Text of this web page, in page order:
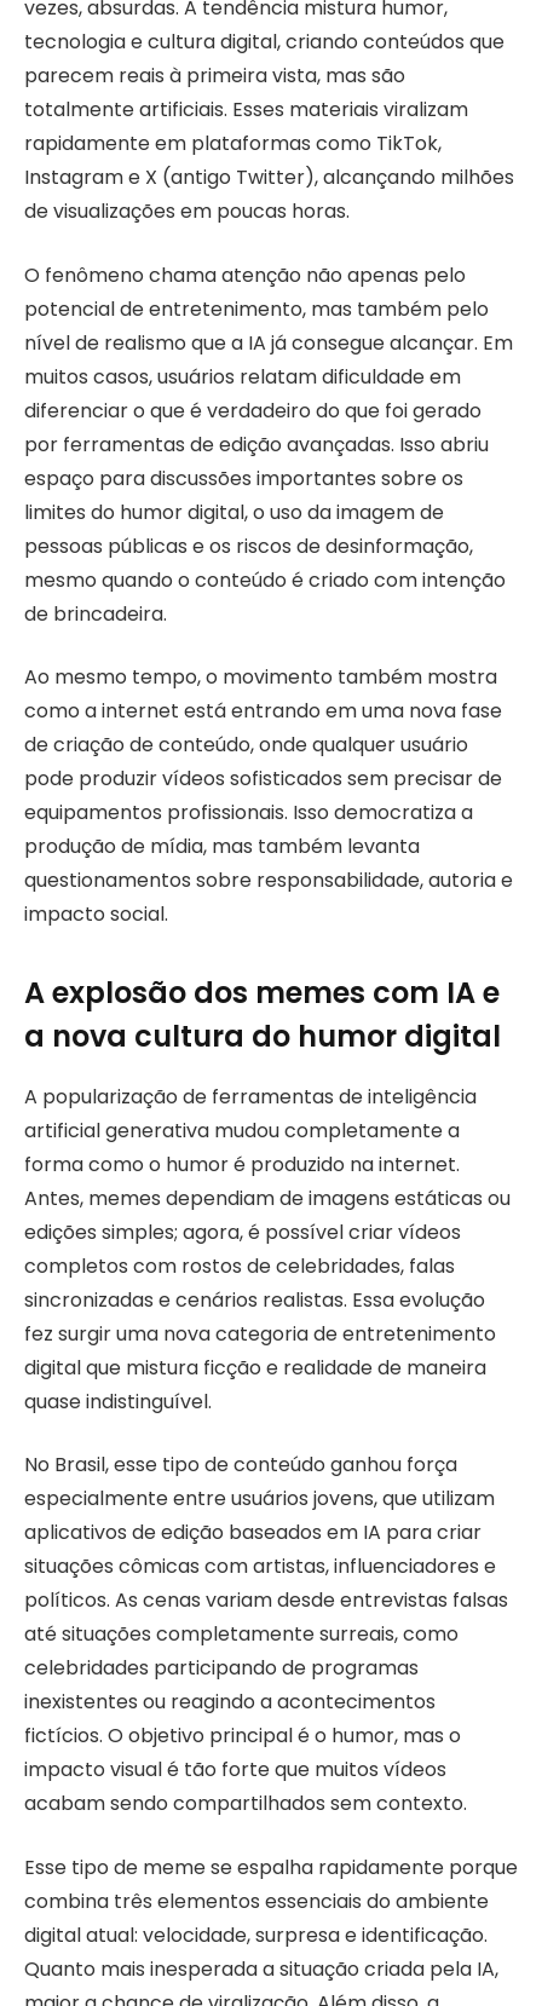
vezes, absurdas. A tendência mistura humor,
tecnologia e cultura digital, criando conteúdos que
parecem reais à primeira vista, mas são
totalmente artificiais. Esses materiais viralizam
rapidamente em plataformas como TikTok,
Instagram e X (antigo Twitter), alcançando milhões
de visualizações em poucas horas.
O fenômeno chama atenção não apenas pelo
potencial de entretenimento, mas também pelo
nível de realismo que a IA já consegue alcançar. Em
muitos casos, usuários relatam dificuldade em
diferenciar o que é verdadeiro do que foi gerado
por ferramentas de edição avançadas. Isso abriu
espaço para discussões importantes sobre os
limites do humor digital, o uso da imagem de
pessoas públicas e os riscos de desinformação,
mesmo quando o conteúdo é criado com intenção
de brincadeira.
Ao mesmo tempo, o movimento também mostra
como a internet está entrando em uma nova fase
de criação de conteúdo, onde qualquer usuário
pode produzir vídeos sofisticados sem precisar de
equipamentos profissionais. Isso democratiza a
produção de mídia, mas também levanta
questionamentos sobre responsabilidade, autoria e
impacto social.
A explosão dos memes com IA e
a nova cultura do humor digital
A popularização de ferramentas de inteligência
artificial generativa mudou completamente a
forma como o humor é produzido na internet.
Antes, memes dependiam de imagens estáticas ou
edições simples; agora, é possível criar vídeos
completos com rostos de celebridades, falas
sincronizadas e cenários realistas. Essa evolução
fez surgir uma nova categoria de entretenimento
digital que mistura ficção e realidade de maneira
quase indistinguível.
No Brasil, esse tipo de conteúdo ganhou força
especialmente entre usuários jovens, que utilizam
aplicativos de edição baseados em IA para criar
situações cômicas com artistas, influenciadores e
políticos. As cenas variam desde entrevistas falsas
até situações completamente surreais, como
celebridades participando de programas
inexistentes ou reagindo a acontecimentos
fictícios. O objetivo principal é o humor, mas o
impacto visual é tão forte que muitos vídeos
acabam sendo compartilhados sem contexto.
Esse tipo de meme se espalha rapidamente porque
combina três elementos essenciais do ambiente
digital atual: velocidade, surpresa e identificação.
Quanto mais inesperada a situação criada pela IA,